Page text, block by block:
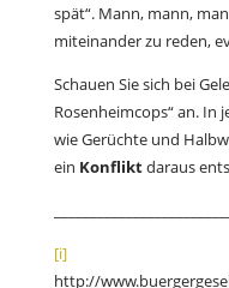
spät“. Mann, mann,
miteinander zu reden,
Schauen Sie sich bei
Rosenheimcops“ an. In
wie Gerüchte und
ein Konfliktdaraus
[i]
http://